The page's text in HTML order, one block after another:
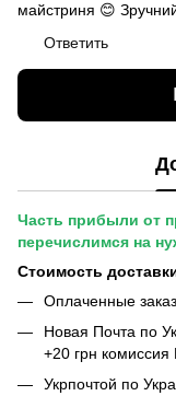
майстриня 😊
Ответить
Часть прибыли от
перечислимся на
Стоимость
Оплаченные
Новая Почта по
+20 грн
Укрпочтой по